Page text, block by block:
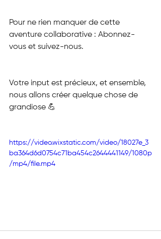
Pour ne rien manquer de cette
aventure collaborative : Abonnez-
vous et suivez-nous.
Votre input est précieux, et ensemble,
nous allons créer quelque chose de
grandiose 💪
https://video.wixstatic.com/video/18027e_3
ba364d6d0754c71ba454c2644441149/1080p
/mp4/file.mp4